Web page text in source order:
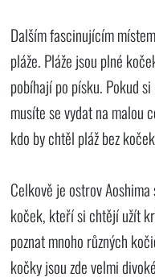
Dalším fascinujícím
pláže. Pláže jsou plné
pobíhají po písku. Pokud
musíte se vydat na malou
kdo by chtěl pláž bez
Celkově je ostrov
koček, kteří si chtějí užít
poznat mnoho různých
kočky jsou zde velmi